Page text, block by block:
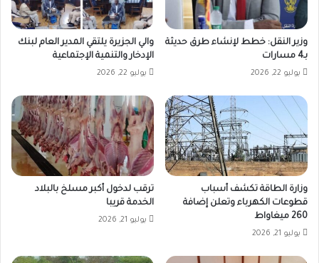
وزير النقل: خطط لإنشاء طرق حديثة
بـ4 مسارات
يوليو 22, 2026
والي الجزيرة يلتقي المدير العام لبنك
الإدخار والتنمية الإجتماعية
يوليو 22, 2026
وزارة الطاقة تكشف أسباب
قطوعات الكهرباء وتعلن إضافة
260 ميغاواط
يوليو 21, 2026
ترقب لدخول أكبر مسلخ بالبلاد
الخدمة قريبا
يوليو 21, 2026